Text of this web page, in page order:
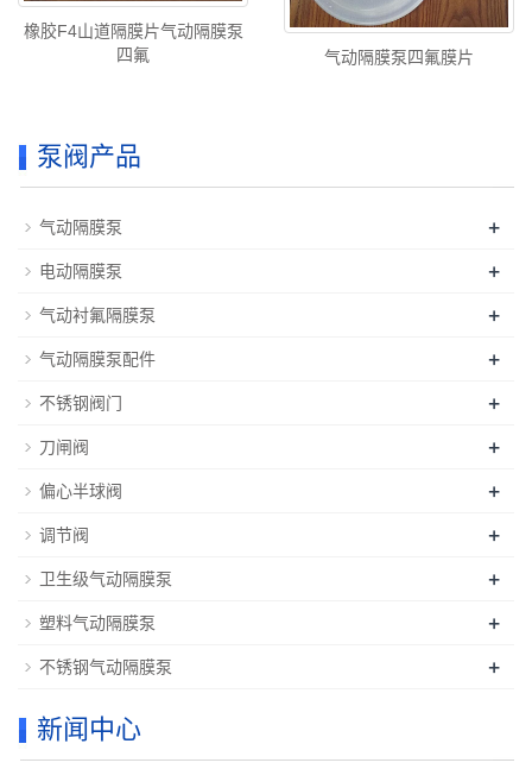
橡胶F4山道隔膜片气动隔膜泵
四氟
气动隔膜泵四氟膜片
泵阀产品
气动隔膜泵 +
电动隔膜泵 +
气动衬氟隔膜泵 +
气动隔膜泵配件 +
不锈钢阀门 +
刀闸阀 +
偏心半球阀 +
调节阀 +
卫生级气动隔膜泵 +
塑料气动隔膜泵 +
不锈钢气动隔膜泵 +
新闻中心